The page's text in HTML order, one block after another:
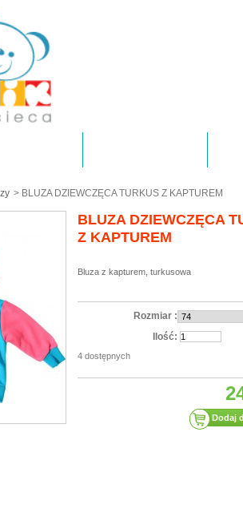
> BLUZA DZIEWCZĘCA TURKUS Z KAPTUREM
BLUZA DZIEWCZĘCA
Z KAPTUREM
Bluza z kapturem, turkusowa
Rozmiar :
Ilość:
4 dostępnych